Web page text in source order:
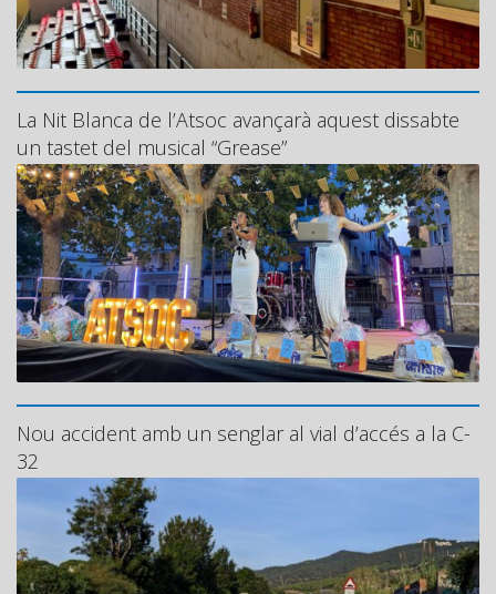
La Nit Blanca de l’Atsoc avançarà aquest dissabte
un tastet del musical “Grease”
Nou accident amb un senglar al vial d’accés a la C-
32